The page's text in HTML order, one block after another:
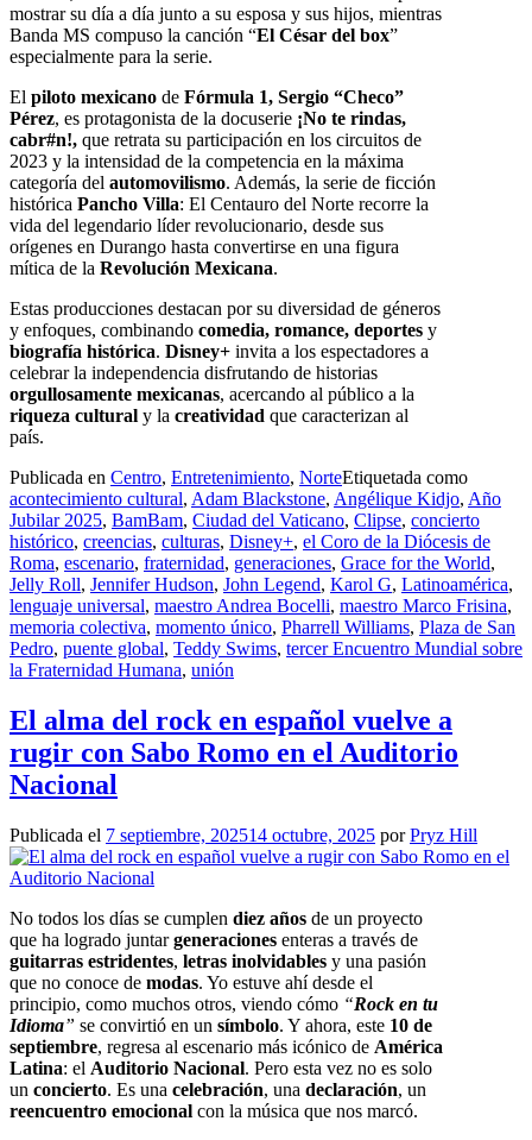
mostrar su día a día junto a su esposa y sus hijos, mientras
Banda MS compuso la canción “El César del box”
especialmente para la serie.
El piloto mexicano de Fórmula 1, Sergio “Checo”
Pérez, es protagonista de la docuserie ¡No te rindas,
cabr#n!, que retrata su participación en los circuitos de
2023 y la intensidad de la competencia en la máxima
categoría del automovilismo. Además, la serie de ficción
histórica Pancho Villa: El Centauro del Norte recorre la
vida del legendario líder revolucionario, desde sus
orígenes en Durango hasta convertirse en una figura
mítica de la Revolución Mexicana.
Estas producciones destacan por su diversidad de géneros
y enfoques, combinando comedia, romance, deportes y
biografía histórica. Disney+ invita a los espectadores a
celebrar la independencia disfrutando de historias
orgullosamente mexicanas, acercando al público a la
riqueza cultural y la creatividad que caracterizan al
país.
Publicada en Centro, Entretenimiento, NorteEtiquetada como
acontecimiento cultural, Adam Blackstone, Angélique Kidjo, Año
Jubilar 2025, BamBam, Ciudad del Vaticano, Clipse, concierto
histórico, creencias, culturas, Disney+, el Coro de la Diócesis de
Roma, escenario, fraternidad, generaciones, Grace for the World,
Jelly Roll, Jennifer Hudson, John Legend, Karol G, Latinoamérica,
lenguaje universal, maestro Andrea Bocelli, maestro Marco Frisina,
memoria colectiva, momento único, Pharrell Williams, Plaza de San
Pedro, puente global, Teddy Swims, tercer Encuentro Mundial sobre
la Fraternidad Humana, unión
El alma del rock en español vuelve a
rugir con Sabo Romo en el Auditorio
Nacional
Publicada el 7 septiembre, 202514 octubre, 2025 porPryz Hill
No todos los días se cumplen diez años de un proyecto
que ha logrado juntargeneraciones enteras a través de
guitarras estridentes, letras inolvidables y una pasión
que no conoce de modas. Yo estuve ahí desde el
principio, como muchos otros, viendo cómo “Rock en tu
Idioma” se convirtió en un símbolo. Y ahora, este 10 de
septiembre, regresa al escenario más icónico de América
Latina: el Auditorio Nacional. Pero esta vez no es solo
un concierto. Es una celebración, una declaración, un
reencuentro emocional con la música que nos marcó.